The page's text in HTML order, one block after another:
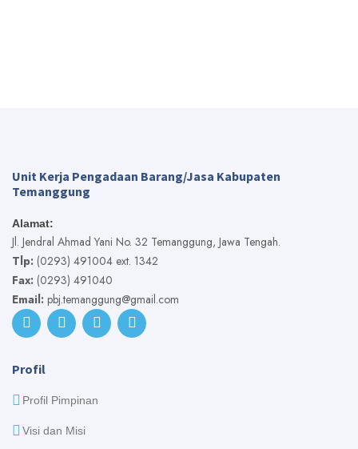
Unit Kerja Pengadaan Barang/Jasa Kabupaten
Temanggung
Alamat:
Jl. Jendral Ahmad Yani No. 32 Temanggung, Jawa Tengah.
Tlp: (0293) 491004 ext. 1342
Fax: (0293) 491040
Email: pbj.temanggung@gmail.com
Profil
Profil Pimpinan
Visi dan Misi